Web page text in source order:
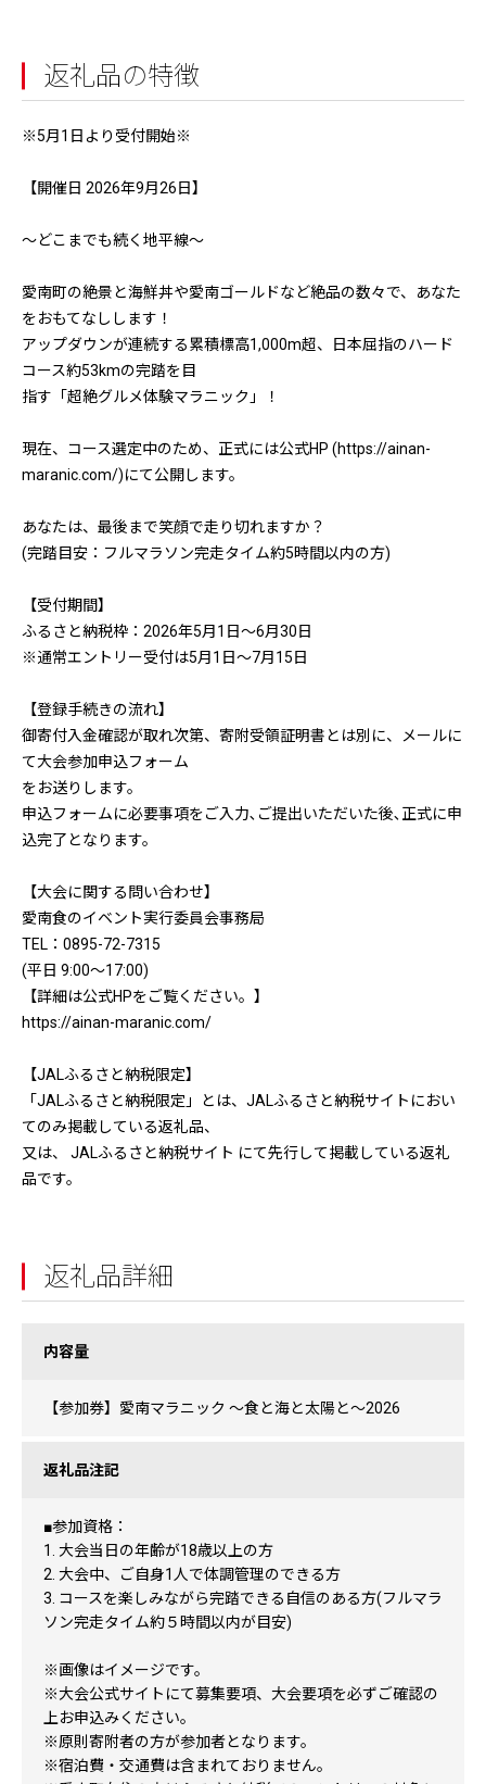
返礼品の特徴
※5月1日より受付開始※
【開催日 2026年9月26日】
〜どこまでも続く地平線〜
愛南町の絶景と海鮮丼や愛南ゴールドなど絶品の数々で、あなた
をおもてなしします！
アップダウンが連続する累積標高1,000m超、日本屈指のハード
コース約53kmの完踏を目
指す「超絶グルメ体験マラニック」！
現在、コース選定中のため、正式には公式HP (https://ainan-
maranic.com/)にて公開します。
あなたは、最後まで笑顔で走り切れますか？
(完踏目安：フルマラソン完走タイム約5時間以内の方)
【受付期間】
ふるさと納税枠：2026年5月1日～6月30日
※通常エントリー受付は5月1日～7月15日
【登録手続きの流れ】
御寄付入金確認が取れ次第、寄附受領証明書とは別に、メールに
て大会参加申込フォーム
をお送りします。
申込フォームに必要事項をご入力､ご提出いただいた後､正式に申
込完了となります。
【大会に関する問い合わせ】
愛南食のイベント実行委員会事務局
TEL：0895-72-7315
(平日 9:00〜17:00)
【詳細は公式HPをご覧ください。】
https://ainan-maranic.com/
【JALふるさと納税限定】
「JALふるさと納税限定」とは、JALふるさと納税サイトにおい
てのみ掲載している返礼品、
又は、 JALふるさと納税サイト にて先行して掲載している返礼
品です。
返礼品詳細
内容量
【参加券】愛南マラニック 〜食と海と太陽と〜2026
返礼品注記
■参加資格：
1. 大会当日の年齢が18歳以上の方
2. 大会中、ご自身1人で体調管理のできる方
3. コースを楽しみながら完踏できる自信のある方(フルマラ
ソン完走タイム約５時間以内が目安)
※画像はイメージです。
※大会公式サイトにて募集要項、大会要項を必ずご確認の
上お申込みください。
※原則寄附者の方が参加者となります。
※宿泊費・交通費は含まれておりません。